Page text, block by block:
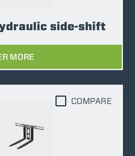
side-shift
MORE
COMPARE